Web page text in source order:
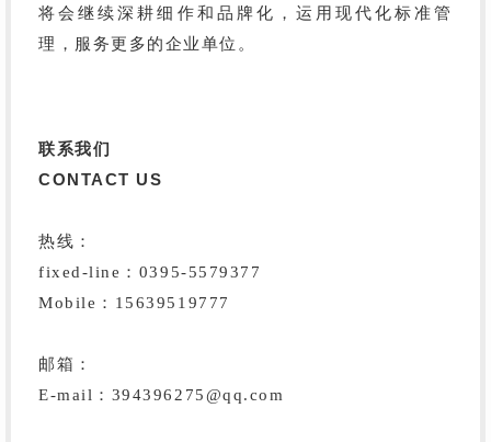
将会继续深耕细作和品牌化，运用现代化标准管
理，服务更多的企业单位。
联系我们
CONTACT US
热线：
fixed-line：0395-5579377
Mobile：15639519777
邮箱：
E-mail：394396275@qq.com